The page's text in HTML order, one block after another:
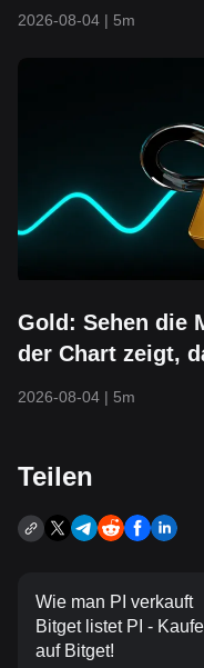
2026-08-04 | 5m
Gold: Sehen die
der Chart zeigt,
2026-08-04 | 5m
Teilen
Wie man PI verkauft
Bitget listet PI -
auf Bitget!